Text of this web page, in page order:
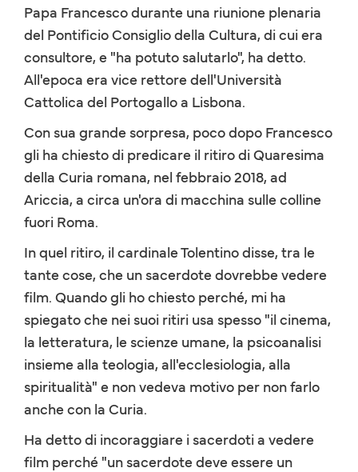
Papa Francesco durante una riunione plenaria
del Pontificio Consiglio della Cultura, di cui era
consultore, e "ha potuto salutarlo", ha detto.
All'epoca era vice rettore dell'Università
Cattolica del Portogallo a Lisbona.
Con sua grande sorpresa, poco dopo Francesco
gli ha chiesto di predicare il ritiro di Quaresima
della Curia romana, nel febbraio 2018, ad
Ariccia, a circa un'ora di macchina sulle colline
fuori Roma.
In quel ritiro, il cardinale Tolentino disse, tra le
tante cose, che un sacerdote dovrebbe vedere
film. Quando gli ho chiesto perché, mi ha
spiegato che nei suoi ritiri usa spesso "il cinema,
la letteratura, le scienze umane, la psicoanalisi
insieme alla teologia, all'ecclesiologia, alla
spiritualità" e non vedeva motivo per non farlo
anche con la Curia.
Ha detto di incoraggiare i sacerdoti a vedere
film perché "un sacerdote deve essere un